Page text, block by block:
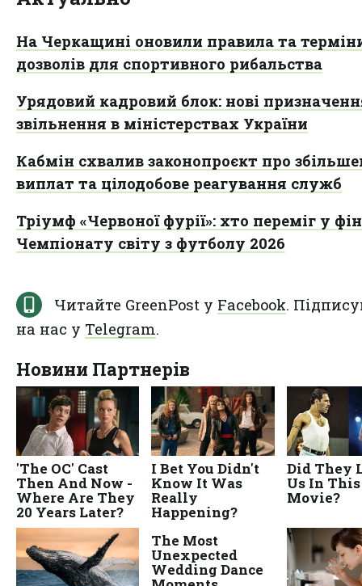
На Черкащині оновили правила та
дозволів для спортивного рибальства
Урядовий кадровий блок: нові
звільнення в міністерствах України
Кабмін схвалив законопроєкт про
виплат та цілодобове реагування служб
Тріумф «Червоної фурії»: хто переміг у
Чемпіонату світу з футболу 2026
Читайте GreenPost у Facebook.
на нас у Telegram.